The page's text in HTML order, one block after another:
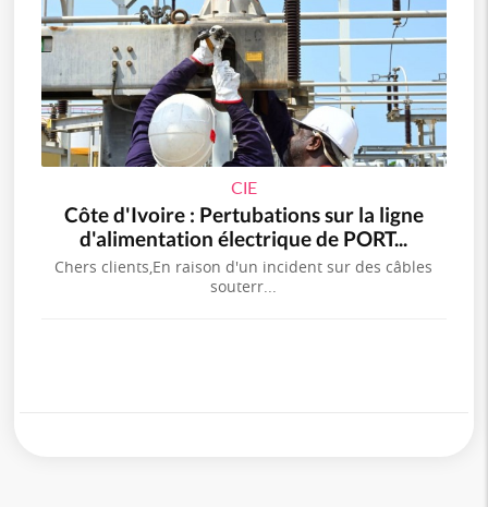
CIE
Côte d'Ivoire : Pertubations sur la ligne
d'alimentation électrique de PORT...
Chers clients,En raison d'un incident sur des câbles
souterr...